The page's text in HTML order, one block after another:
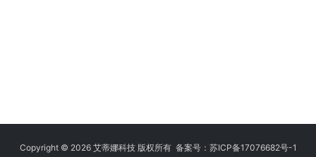
Copyright © 2026 艾蒂娜科技 版权所有 备案号： 苏ICP备17076682号-1